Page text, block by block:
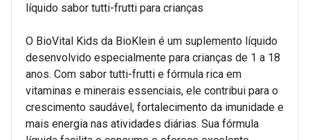
líquido sabor tutti-frutti para crianças
O BioVital Kids da BioKlein é um suplemento líquido
desenvolvido especialmente para crianças de 1 a 18
anos. Com sabor tutti-frutti e fórmula rica em
vitaminas e minerais essenciais, ele contribui para o
crescimento saudável, fortalecimento da imunidade e
mais energia nas atividades diárias. Sua fórmula